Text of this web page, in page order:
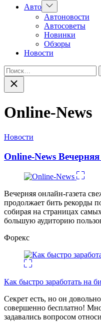
Авто Показать
подменю
Автоновости
Автосоветы
Новинки
Обзоры
Новости
Найти:
Закрыть
поиск
Online-News
Категории
Новости
Online-News
Вечерняя онлайн-газета
продолжает бить рекорды
собирая на страницах
большую аудиторию
Форекс
Как быстро заработать на
Секрет есть, но он
совершенно бесплатно!
задавались вопросом